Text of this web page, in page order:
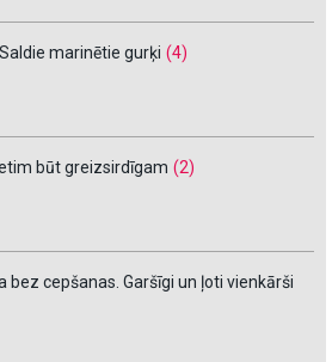
marinētie gurķi (4)
būt greizsirdīgam (2)
bez cepšanas. Garšīgi un ļoti vienkārši